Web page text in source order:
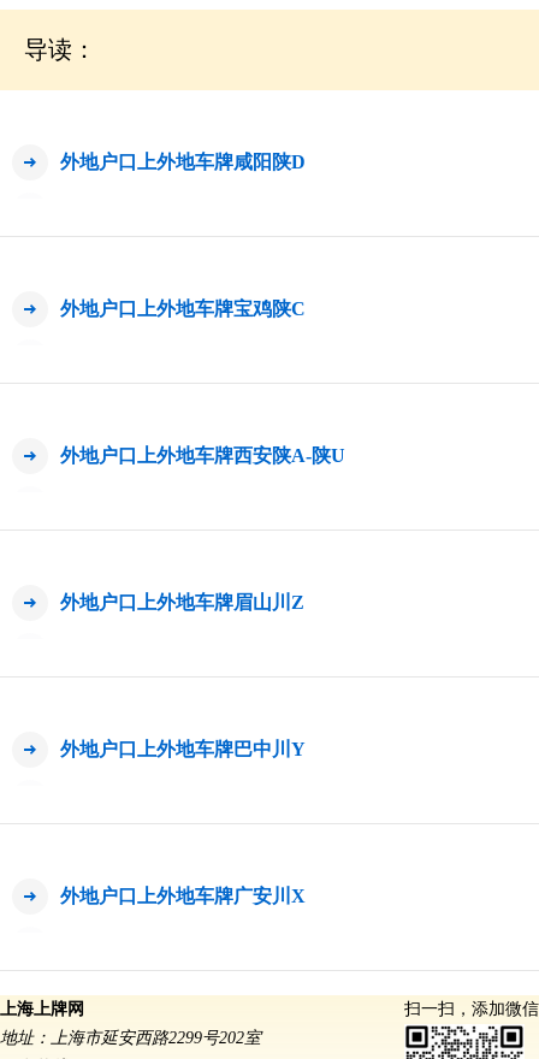
导读：
外地户口上外地车牌咸阳陕D
外地户口上外地车牌宝鸡陕C
外地户口上外地车牌西安陕A-陕U
外地户口上外地车牌眉山川Z
外地户口上外地车牌巴中川Y
外地户口上外地车牌广安川X
扫一扫，添加微信
上海上牌网
地址：上海市延安西路2299号202室